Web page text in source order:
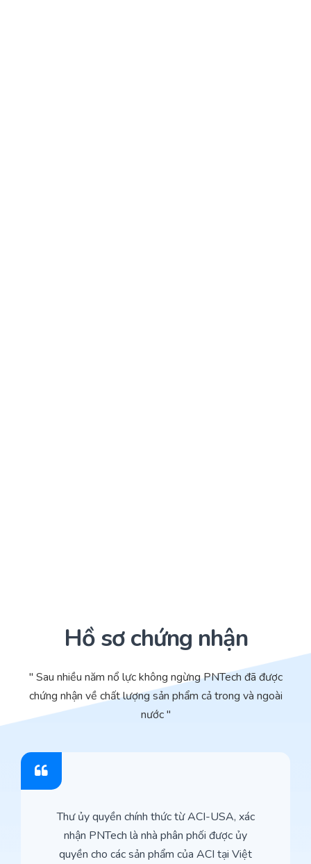
Hồ sơ chứng nhận
" Sau nhiều năm nổ lực không ngừng PNTech đã được
chứng nhận về chất lượng sản phẩm cả trong và ngoài
nước "
Thư ủy quyền chính thức từ ACI-USA, xác
nhận PNTech là nhà phân phối được ủy
quyền cho các sản phẩm của ACI tại Việt